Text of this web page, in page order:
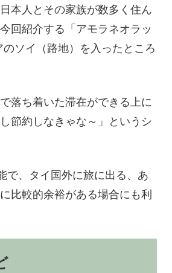
本人とその家族が数多く住ん
回紹介する「アモラネオラッ
ソイ（路地）を入ったところ
落ち着いた滞在ができる上に
節約しなきゃな～」というシ
で、タイ国外に旅に出る、あ
比較的余裕がある場合にも利